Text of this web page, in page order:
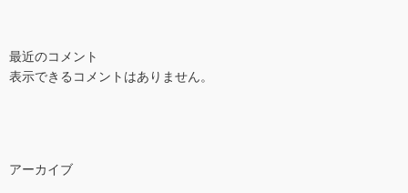
最近のコメント
表示できるコメントはありません。
アーカイブ